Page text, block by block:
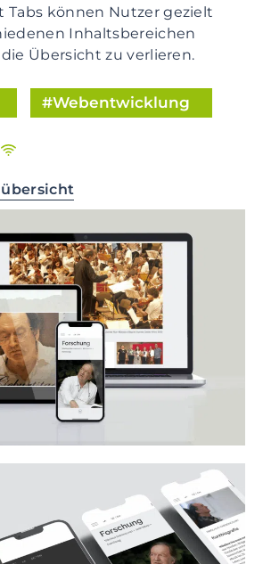
Tabs können Nutzer gezielt
Inhaltsbereichen
Übersicht zu verlieren.
Webentwicklung